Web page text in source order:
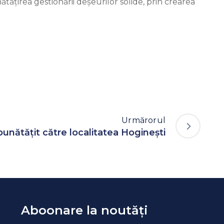
Urmărorul
către localitatea Hoginești
Aboonare la noutăți